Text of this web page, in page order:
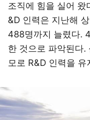
조직에 힘을 실어
&D 인력은 지난해
488명까지 늘렸다.
한 것으로 파악된다
모로 R&D 인력을 유